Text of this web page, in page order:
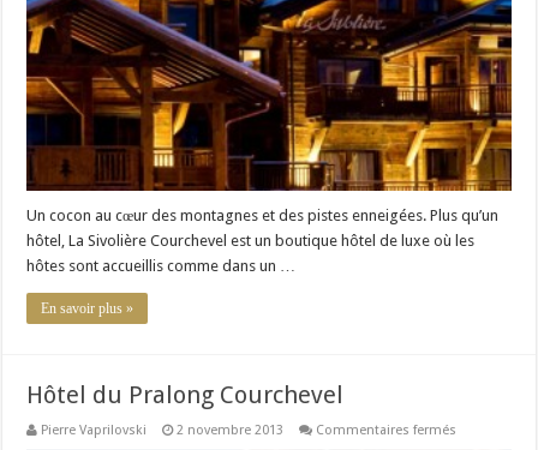
Un cocon au cœur des montagnes et des pistes enneigées. Plus qu’un
hôtel, La Sivolière Courchevel est un boutique hôtel de luxe où les
hôtes sont accueillis comme dans un …
En savoir plus »
Hôtel du Pralong Courchevel
Pierre Vaprilovski 2 novembre 2013 Commentaires fermés